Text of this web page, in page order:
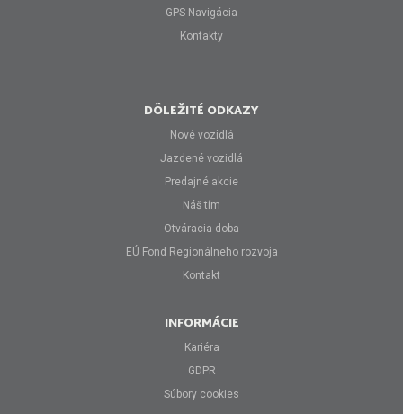
GPS Navigácia
Kontakty
DÔLEŽITÉ ODKAZY
Nové vozidlá
Jazdené vozidlá
Predajné akcie
Náš tím
Otváracia doba
EÚ Fond Regionálneho rozvoja
Kontakt
INFORMÁCIE
Kariéra
GDPR
Súbory cookies